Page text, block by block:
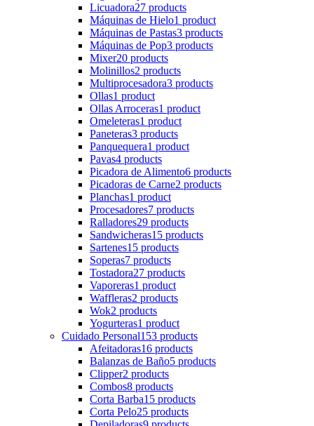
Licuadora27 products
Máquinas de Hielo1 product
Máquinas de Pastas3 products
Máquinas de Pop3 products
Mixer20 products
Molinillos2 products
Multiprocesadora3 products
Ollas1 product
Ollas Arroceras1 product
Omeleteras1 product
Paneteras3 products
Panquequera1 product
Pavas4 products
Picadora de Alimento6 products
Picadoras de Carne2 products
Planchas1 product
Procesadores7 products
Ralladores29 products
Sandwicheras15 products
Sartenes15 products
Soperas7 products
Tostadora27 products
Vaporeras1 product
Waffleras2 products
Wok2 products
Yogurteras1 product
Cuidado Personal153 products
Afeitadoras16 products
Balanzas de Baño5 products
Clipper2 products
Combos8 products
Corta Barba15 products
Corta Pelo25 products